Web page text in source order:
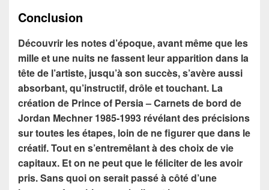
Conclusion
Découvrir les notes d’époque, avant même que les
mille et une nuits ne fassent leur apparition dans la
tête de l’artiste, jusqu’à son succès, s’avère aussi
absorbant, qu’instructif, drôle et touchant. La
création de Prince of Persia – Carnets de bord de
Jordan Mechner 1985-1993 révélant des précisions
sur toutes les étapes, loin de ne figurer que dans le
créatif. Tout en s’entremêlant à des choix de vie
capitaux. Et on ne peut que le féliciter de les avoir
pris. Sans quoi on serait passé à côté d’une